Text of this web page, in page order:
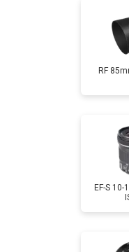
RF
EF-S 10-